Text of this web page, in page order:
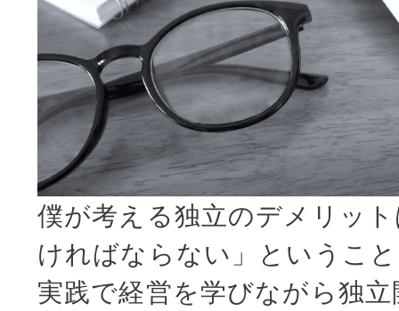
僕が考える独立のデメリッ
ければならない」というこ
実践で経営を学びながら独